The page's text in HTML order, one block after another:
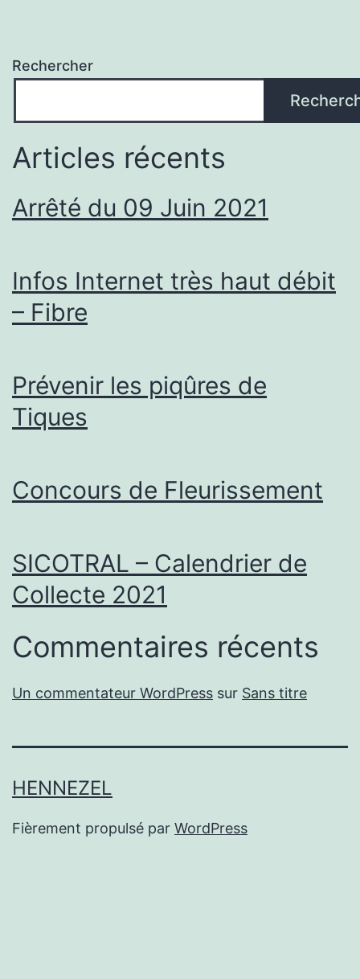
Rechercher
Articles récents
Arrêté du 09 Juin 2021
Infos Internet très haut débit
– Fibre
Prévenir les piqûres de
Tiques
Concours de Fleurissement
SICOTRAL – Calendrier de
Collecte 2021
Commentaires récents
Un commentateur WordPress sur Sans titre
HENNEZEL
Fièrement propulsé par WordPress